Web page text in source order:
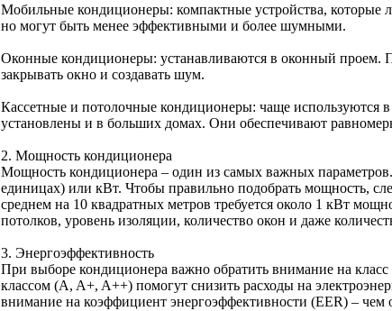
Мобильные кондиционеры: компактные устройства, которые
но могут быть менее эффективными и более шумными.
Оконные кондиционеры: устанавливаются в оконный проем.
закрывать окно и создавать шум.
Кассетные и потолочные кондиционеры: чаще используются
установлены и в больших домах. Они обеспечивают
2. Мощность кондиционера
Мощность кондиционера – один из самых важных
единицах) или кВт. Чтобы правильно подобрать мощность,
среднем на 10 квадратных метров требуется около 1 кВт
потолков, уровень изоляции, количество окон и даже
3. Энергоэффективность
При выборе кондиционера важно обратить внимание на
классом (A, A+, A++) помогут снизить расходы на
внимание на коэффициент энергоэффективности (EER) –